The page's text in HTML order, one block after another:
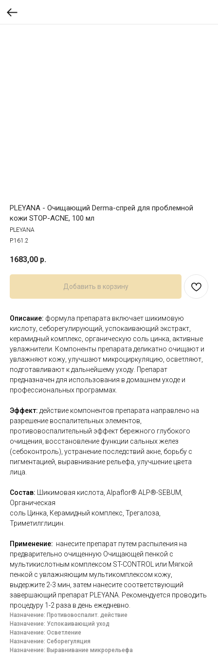
PLEYANA - Очищающий Derma-спрей для проблемной
кожи STOP-ACNE, 100 мл
PLEYANA
P.161.2
1683,00 р.
Добавить в корзину
Описание: формула препарата включает шикимовую
кислоту, себорегулирующий, успокаивающий экстракт,
керамидный комплекс, органическую соль цинка, активные
увлажнители. Компоненты препарата деликатно очищают и
увлажняют кожу, улучшают микроциркуляцию, осветляют,
подготавливают к дальнейшему уходу. Препарат
предназначен для использования в домашнем уходе и
профессиональных программах.
Эффект: действие компонентов препарата направлено на
разрешение воспалительных элементов,
противовоспалительный эффект бережного глубокого
очищения, восстановление функции сальных желез
(себоконтроль), устранение последствий акне, борьбу с
пигментацией, выравнивание рельефа, улучшение цвета
лица.
Состав: Шикимовая кислота, Alpaflor® ALP®-SEBUM,
Органическая
соль Цинка, Керамидный комплекс, Трегалоза,
Триметилглицин.
Применение: нанесите препарат путем распыления на
предварительно очищенную Очищающей пенкой с
мультикислотным комплексом ST-CONTROL или Мягкой
пенкой с увлажняющим мультикомплексом кожу,
выдержите 2-3 мин, затем нанесите соответствующий
завершающий препарат PLEYANA. Рекомендуется проводить
процедуру 1-2 раза в день ежедневно.
Назначение: Противовоспалит. действие
Назначение: Успокаивающий уход
Назначение: Осветление
Назначение: Себорегуляция
Назначение: Выравнивание микрорельефа